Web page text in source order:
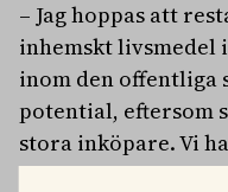
– Jag hoppas att
inhemskt livsmedel
inom den offentliga
potential, eftersom
stora inköpare. Vi
öka produktionen